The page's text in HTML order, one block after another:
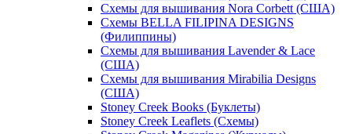
Схемы для вышивания Nora Corbett (США)
Схемы BELLA FILIPINA DESIGNS
(Филиппины)
Схемы для вышивания Lavender & Lace
(США)
Схемы для вышивания Mirabilia Designs
(США)
Stoney Creek Books (Буклеты)
Stoney Creek Leaflets (Схемы)